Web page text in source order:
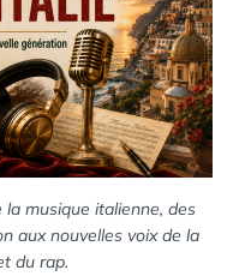
la musique italienne, des
aux nouvelles voix de la
du rap.